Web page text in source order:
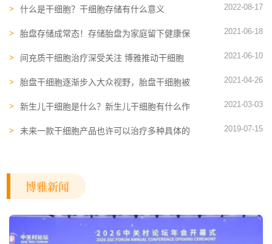
什么是干细胞？干细胞存储有什么意义 2022-08-17
胎盘​存储成常态！存储胎盘为家庭留下健康保
2021-06-18
间充质干细胞治疗深受关注 博雅推动干细胞
2021-06-10
胎盘干细胞逐渐步入大众视野，胎盘干细胞被
2021-04-26
新生儿干细胞是什么？新生儿干细胞有什么作
2021-03-03
未来一款干细胞产品也许可以治疗多种具体的
2019-07-15
博雅新闻